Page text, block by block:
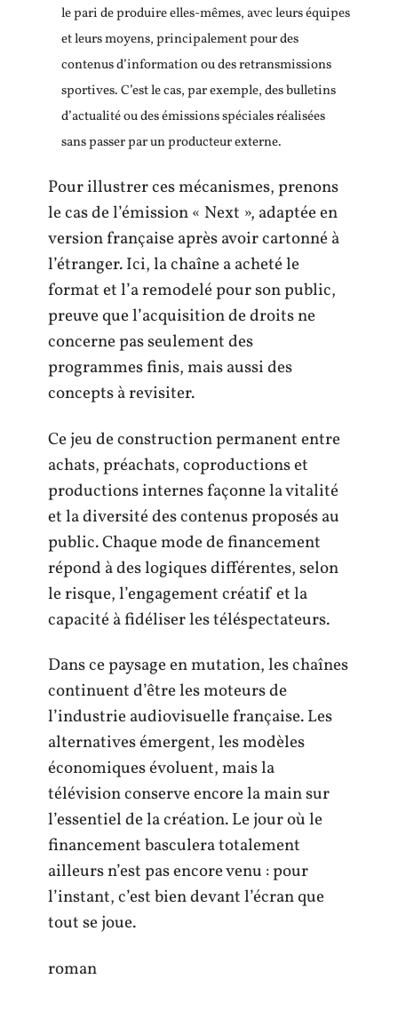
le pari de produire elles-mêmes, avec leurs équipes
et leurs moyens, principalement pour des
contenus d’information ou des retransmissions
sportives. C’est le cas, par exemple, des bulletins
d’actualité ou des émissions spéciales réalisées
sans passer par un producteur externe.
Pour illustrer ces mécanismes, prenons
le cas de l’émission « Next », adaptée en
version française après avoir cartonné à
l’étranger. Ici, la chaîne a acheté le
format et l’a remodelé pour son public,
preuve que l’acquisition de droits ne
concerne pas seulement des
programmes finis, mais aussi des
concepts à revisiter.
Ce jeu de construction permanent entre
achats, préachats, coproductions et
productions internes façonne la vitalité
et la diversité des contenus proposés au
public. Chaque mode de financement
répond à des logiques différentes, selon
le risque, l’engagement créatif et la
capacité à fidéliser les téléspectateurs.
Dans ce paysage en mutation, les chaînes
continuent d’être les moteurs de
l’industrie audiovisuelle française. Les
alternatives émergent, les modèles
économiques évoluent, mais la
télévision conserve encore la main sur
l’essentiel de la création. Le jour où le
financement basculera totalement
ailleurs n’est pas encore venu : pour
l’instant, c’est bien devant l’écran que
tout se joue.
roman